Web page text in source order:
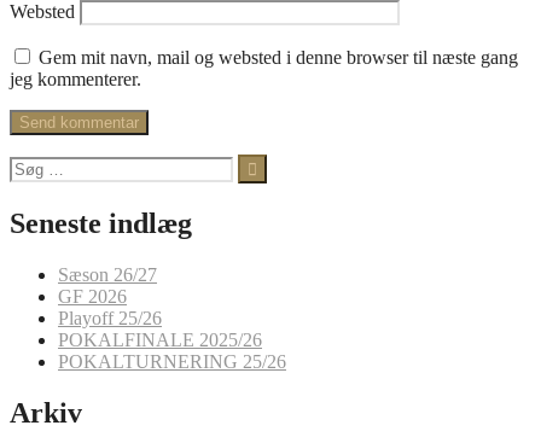
Websted
Gem mit navn, mail og websted i denne browser til næste gang
jeg kommenterer.
Søg
efter:
Seneste indlæg
Sæson 26/27
GF 2026
Playoff 25/26
POKALFINALE 2025/26
POKALTURNERING 25/26
Arkiv